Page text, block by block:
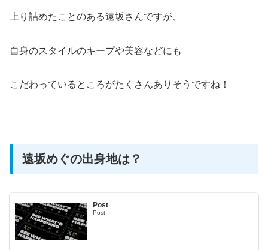
上り詰めたことのある遠坂さんですが、
自身のスタイルのキープや美容などにも
こだわっているところがたくさんありそうですね！
遠坂めぐの出身地は？
Post
Post